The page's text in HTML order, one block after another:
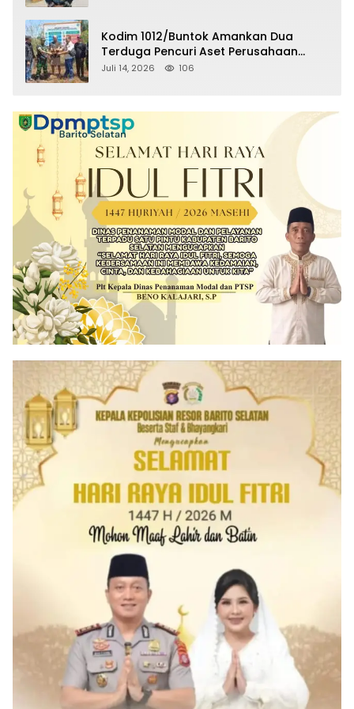
Kodim 1012/Buntok Amankan Dua
Terduga Pencuri Aset Perusahaan
Sitaan Satgas PKH, Satu Paket Diduga
Juli 14, 2026 106